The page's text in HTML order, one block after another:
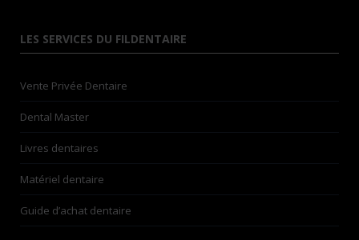
LES SERVICES DU FILDENTAIRE
Vente Privée Dentaire
Dental Master
Livres dentaires
Matériel dentaire
Guide d’achat dentaire